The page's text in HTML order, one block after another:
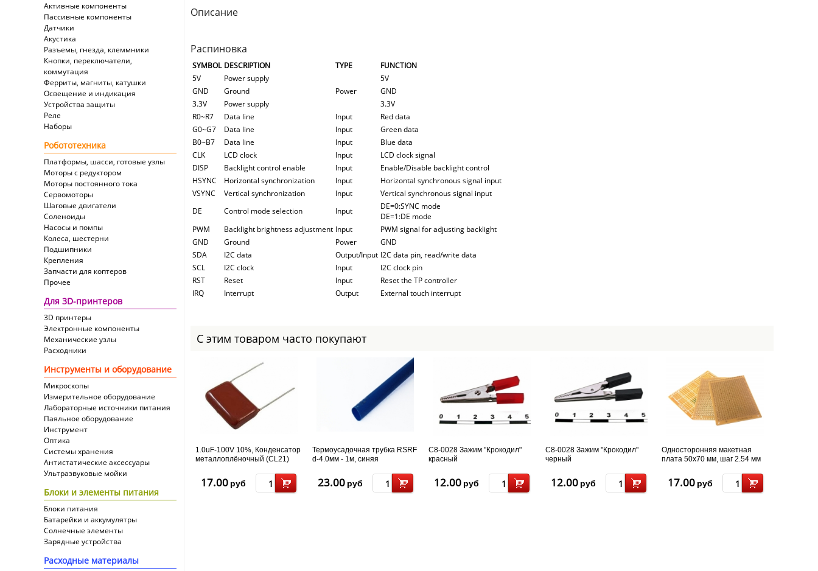
Активные компоненты
Пассивные компоненты
Датчики
Акустика
Разъемы, гнезда, клеммники
Кнопки, переключатели,
коммутация
Ферриты, магниты, катушки
Освещение и индикация
Устройства защиты
Реле
Наборы
Робототехника
Платформы, шасси, готовые узлы
Моторы с редуктором
Моторы постоянного тока
Сервомоторы
Шаговые двигатели
Соленоиды
Насосы и помпы
Колеса, шестерни
Подшипники
Крепления
Запчасти для коптеров
Прочее
Для 3D-принтеров
3D принтеры
Электронные компоненты
Механические узлы
Расходники
Инструменты и оборудование
Микроскопы
Измерительное оборудование
Лабораторные источники питания
Паяльное оборудование
Инструмент
Оптика
Системы хранения
Антистатические аксессуары
Ультразвуковые мойки
Блоки и элементы питания
Блоки питания
Батарейки и аккумулятры
Солнечные элементы
Зарядные устройства
Расходные материалы
Описание
Распиновка
SYMBOL DESCRIPTION TYPE
FUNCTION
5V
Power supply
Power
5V
GND
Ground
GND
3.3V
Power supply
3.3V
R0~R7
Data line Input
Red data
G0~G7
Data line Input
Green data
B0~B7
Data line Input
Blue data
CLK
LCD clock Input
LCD clock signal
DISP
Backlight control enable Input
Enable/Disable backlight control
HSYNC
Horizontal synchronization Input
Horizontal synchronous signal input
VSYNC
Vertical synchronization Input
Vertical synchronous signal input
DE
Control mode selection Input
DE=0:SYNC mode
DE=1:DE mode
PWM
Backlight brightness adjustment Input
PWM signal for adjusting backlight
GND
Ground Power
GND
SDA
I2C data Output/Input I2C data pin, read/write data
SCL
I2C clock Input
I2C clock pin
RST
Reset Input
Reset the TP controller
IRQ
Interrupt Output External touch interrupt
С этим товаром часто покупают
1.0uF-100V 10%, Конденсатор
металлоплёночный (CL21)
17.00 руб
Термоусадочная трубка RSRF
d-4.0мм - 1м, синяя
23.00 руб
С8-0028 Зажим "Крокодил"
красный
12.00 руб
С8-0028 Зажим "Крокодил"
черный
12.00 руб
Односторонняя макетная
плата 50x70 мм, шаг 2.54 мм
17.00 руб